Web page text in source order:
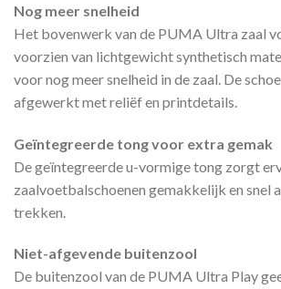
Nog meer snelheid
Het bovenwerk van de PUMA Ultra zaal
voorzien van lichtgewicht synthetisch
voor nog meer snelheid in de zaal. De
afgewerkt met reliëf en printdetails.
Geïntegreerde tong voor extra gemak
De geïntegreerde u-vormige tong zorgt
zaalvoetbalschoenen gemakkelijk en snel
trekken.
Niet-afgevende buitenzool
De buitenzool van de PUMA Ultra Play